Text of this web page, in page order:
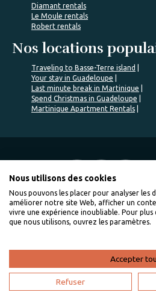
Diamant rentals
Le Moule rentals
Robert rentals
Nos locations
Traveling to Basse-Terre island
Your stay in Guadeloupe
Last minute break in Martinique
Spend Christmas in Guadeloupe
Martinique Apartment Rentals
Quality accommodation chosen by
About VillaVEO
Nous utilisons des cookies
Nous pouvons les placer pour analyser les
améliorer notre site Web, afficher un
vivre une expérience inoubliable. Pour
que nous utilisons, ouvrez les paramètres.
Accepter
Refuser